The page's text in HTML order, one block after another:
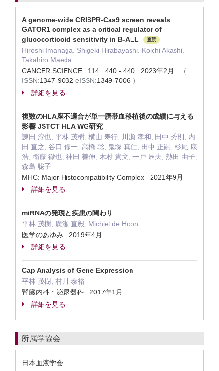
A genome-wide CRISPR-Cas9 screen reveals
GATOR1 complex as a critical regulator of
glucocorticoid sensitivity in B-ALL
査読
Hiroshi Imanaga, Shigeki Hirabayashi, Koichi Akashi,
Takahiro Maeda
CANCER SCIENCE 114 440 - 440 2023年2月
（
ISSN:1347-9032 eISSN:1349-7006 ）
詳細を見る
複数のHLA座不適合が単一臍帯血移植後の成績に与える
影響 JSTCT HLA WG研究
諫田 淳也, 平林 茂樹, 横山 寿行, 川瀬 孝和, 田中 秀則, 内
田 直之, 谷口 修一, 高橋 聡, 鬼塚 真仁, 田中 正嗣, 杉尾 康
浩, 衛藤 徹也, 神田 善伸, 木村 貴文, 一戸 辰夫, 熱田 由子,
森島 聡子
MHC: Major Histocompatibility Complex 2021年9月
詳細を見る
miRNAの発現と疾患の関わり
平林 茂樹, 廣瀬 直毅, Michiel de Hoon
医学のあゆみ 2019年4月
詳細を見る
Cap Analysis of Gene Expression
平林 茂樹, 村川 泰裕
腎臓内科・泌尿器科 2017年1月
詳細を見る
所属学協会
日本血液学会